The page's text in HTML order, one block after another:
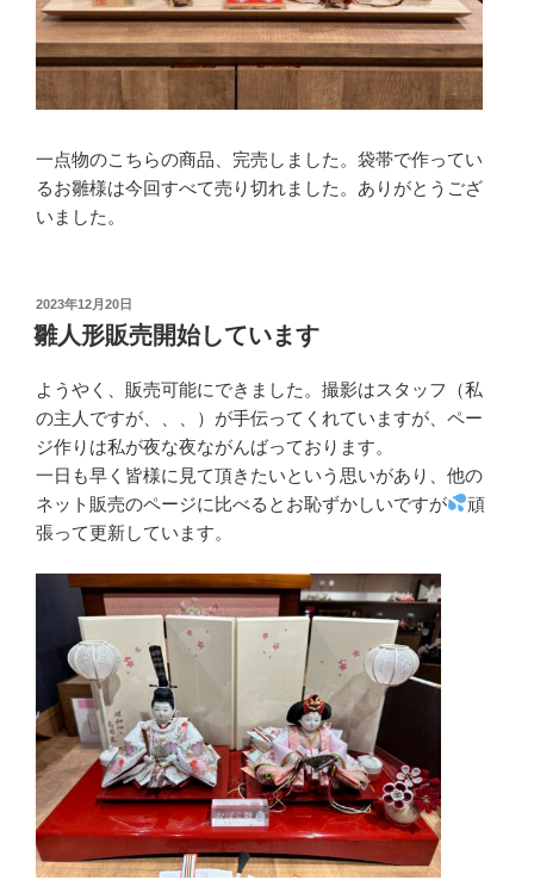
一点物のこちらの商品、完売しました。袋帯で作ってい
るお雛様は今回すべて売り切れました。ありがとうござ
いました。
投
稿
日:
2023年12月20日
雛人形販売開始しています
ようやく、販売可能にできました。撮影はスタッフ（私
の主人ですが、、、）が手伝ってくれていますが、ペー
ジ作りは私が夜な夜ながんばっております。
一日も早く皆様に見て頂きたいという思いがあり、他の
ネット販売のページに比べるとお恥ずかしいですが
頑
張って更新しています。